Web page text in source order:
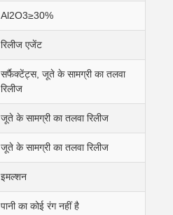
Al2O3≥30%
रिलीज एजेंट
सर्फैक्टेंट्स, जूते के सामग्री का तलवा
रिलीज
जूते के सामग्री का तलवा रिलीज
जूते के सामग्री का तलवा रिलीज
इमल्शन
पानी का कोई रंग नहीं है